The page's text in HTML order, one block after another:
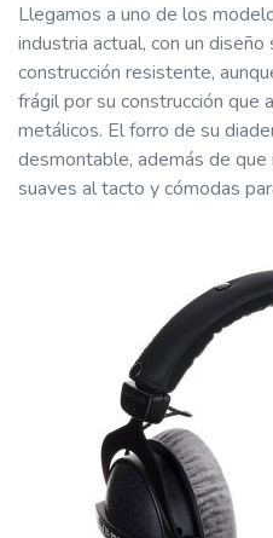
Llegamos a uno de los
industria actual, con un
construcción resistente,
frágil por su construcción que
metálicos. El forro de su
desmontable, además de
suaves al tacto y cómodas